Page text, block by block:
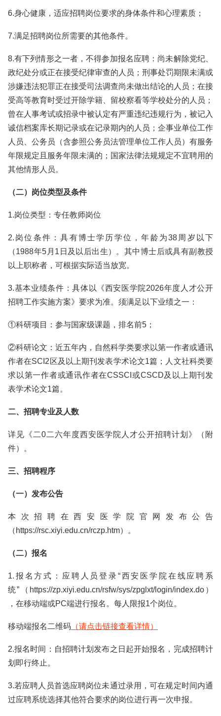
6.身心健康，适应招聘岗位要求的身体条件和心理素质；
7.满足招聘岗位所需要的其他条件。
8.有下列情形之一者，不得参加报名应聘：尚未解除党纪、
政纪处分或正在接受纪律审查的人员；刑事处罚期限未满或
涉嫌违法犯罪正在接受司法调查尚未做出结论的人员；在接
受高等教育时受过开除学籍、留校察看等学校处分的人员；
曾在人事考试或招录中被认定有严重违纪违规行为，被记入
诚信档案库长期记录或在记录期内的人员；企事业单位工作
人员、公务员（含参照公务员法管理单位工作人员）有服务
年限规定且服务年限未满的；国家法律法规规定不宜聘用的
其他情形人员。
（二）岗位类型及条件
1.岗位类型：专任教师岗位
2.岗位条件：具有博士学历学位，年龄为38周岁以下
（1988年5月1日及以后出生）。其中博士后或具有副教授
以上职称者，可根据实际适当放宽。
3.基本业绩条件：具体以《西安医学院2026年度人才公开
招聘工作实施方案》要求为准。须满足以下业绩之一：
①科研项目：参与国家级课题，排名前5；
②科研论文：近五年内，自然科学类要求以第一作者或通讯
作者在SCI2区及以上期刊发表学术论文1篇；人文社科类要
求以第一作者或通讯作者在CSSCI或CSCD及以上期刊发
表学术论文1篇。
二、招聘专业及人数
详见《二0二六年度西安医学院人才公开招聘计划》（附
件）。
三、招聘程序
（一）发布公告
本次招聘在西安医学院官网发布公告
（https://rsc.xiyi.edu.cn/rczp.htm）。
（二）报名
1.报名方式：应聘人员登录“西安医学院在线应聘系
统”（https://zp.xiyi.edu.cn/rsfw/sys/zpglxt/login/index.do）
，在移动端或PC端进行报名。每人限报1个岗位。
移动端报名二维码 （请点击链接查看详情）
2.报名时间：自招聘计划发布之日起开始报名，完成招聘计
划即行终止。
3.若应聘人员首选应聘岗位未通过录用，可在规定时间内通
过应聘系统选择其他符合要求的岗位进行再一次申报。